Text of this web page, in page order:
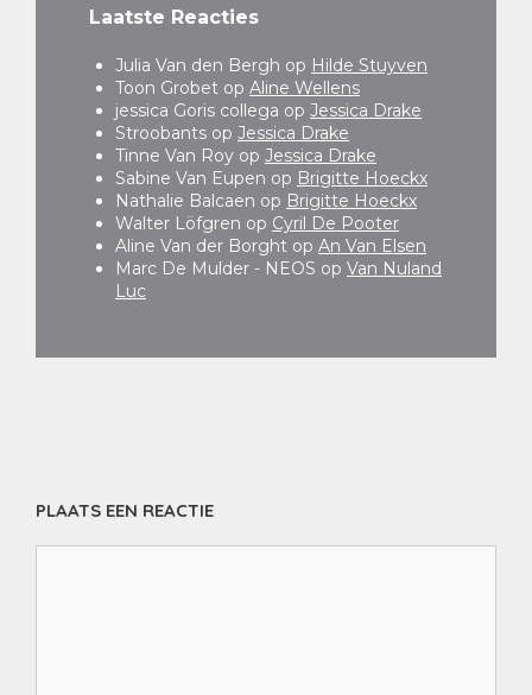
Laatste Reacties
Julia Van den Bergh op Hilde Stuyven
Toon Grobet op Aline Wellens
jessica Goris collega op Jessica Drake
Stroobants op Jessica Drake
Tinne Van Roy op Jessica Drake
Sabine Van Eupen op Brigitte Hoeckx
Nathalie Balcaen op Brigitte Hoeckx
Walter Löfgren op Cyril De Pooter
Aline Van der Borght op An Van Elsen
Marc De Mulder - NEOS op Van Nuland
Luc
PLAATS EEN REACTIE